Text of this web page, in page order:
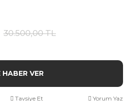
30.500,00 TL
HABER VER
Tavsiye Et Yorum Yaz